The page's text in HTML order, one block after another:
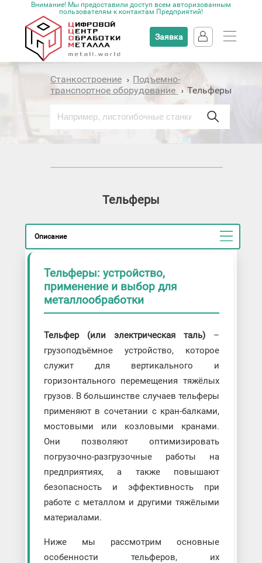
Внимание! Мы предоставили доступ всем авторизованным
пользователям к контактам Предприятий!
Заявка
Станкостроение › Подъемно-
транспортное оборудование
› Тельферы
Тельферы
Описание
Тельферы: устройство,
применение и выбор для
металлообработки
Тельфер (или электрическая таль) –
грузоподъёмное устройство, которое
служит для вертикального и
горизонтального перемещения тяжёлых
грузов. В большинстве случаев тельферы
применяют в сочетании с кран-балками,
мостовыми или козловыми кранами.
Они позволяют оптимизировать
погрузочно-разгрузочные работы на
предприятиях, а также повышают
безопасность и эффективность при
работе с металлом и другими тяжёлыми
материалами.
Ниже мы рассмотрим основные
особенности тельферов, их